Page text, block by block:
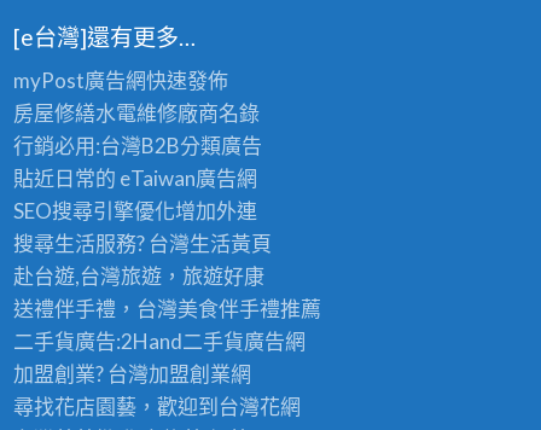
[e台灣]還有更多…
myPost廣告網快速發佈
房屋修繕水電維修廠商名錄
行銷必用:台灣B2B分類廣告
貼近日常的 eTaiwan廣告網
SEO搜尋引擎優化增加外連
搜尋生活服務? 台灣生活黃頁
赴台遊,台灣旅遊，旅遊好康
送禮伴手禮，台灣美食伴手禮推薦
二手貨廣告:2Hand二手貨廣告網
加盟創業? 台灣加盟創業網
尋找花店園藝，歡迎到 台灣花網